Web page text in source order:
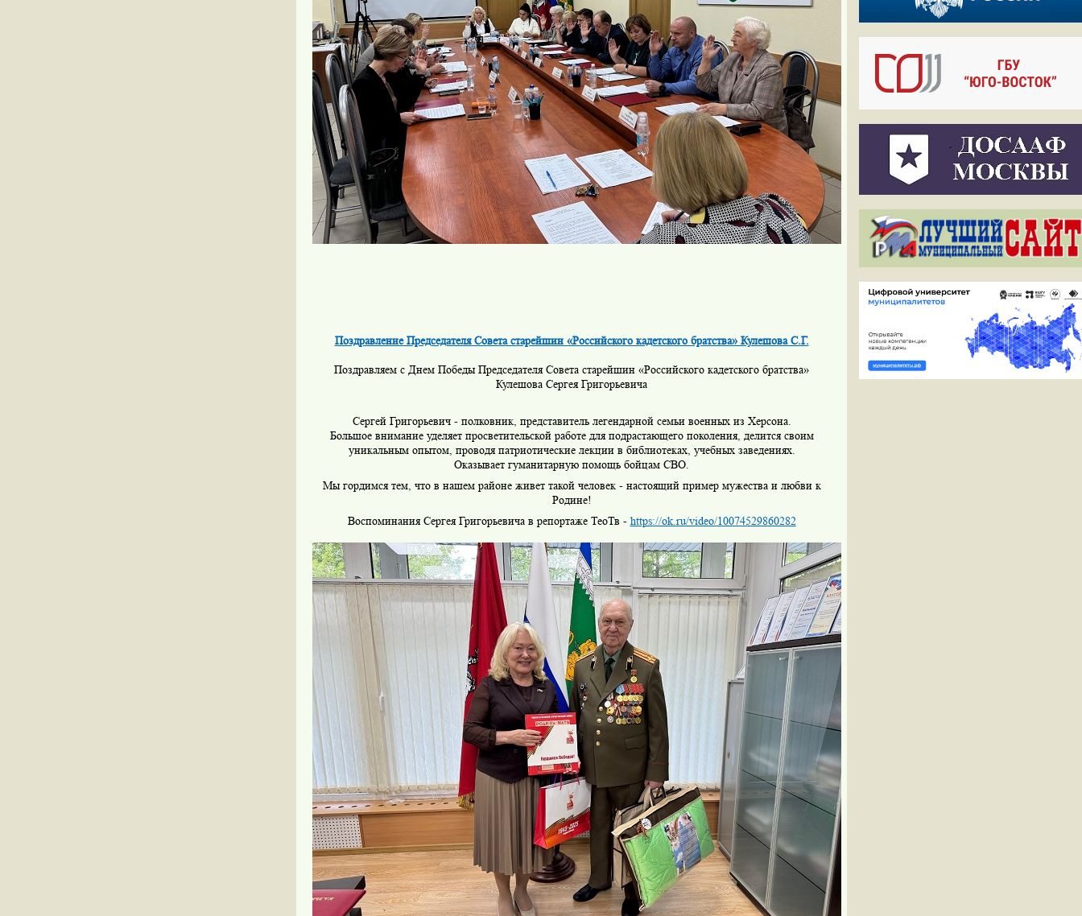
Поздравление Председателя Совета старейшин «Российского кадетского братства» Кулешова С.Г.
Поздравляем с Днем Победы Председателя Совета старейшин «Российского кадетского братства»
Кулешова Сергея Григорьевича
Сергей Григорьевич - полковник, представитель легендарной семьи военных из Херсона.
Большое внимание уделяет просветительской работе для подрастающего поколения, делится своим
уникальным опытом, проводя патриотические лекции в библиотеках, учебных заведениях.
Оказывает гуманитарную помощь бойцам СВО.
Мы гордимся тем, что в нашем районе живет такой человек - настоящий пример мужества и любви к
Родине!
Воспоминания Сергея Григорьевича в репортаже ТеоТв - https://ok.ru/video/10074529860282